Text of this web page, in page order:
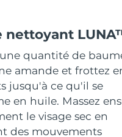
nettoyant
une quantité de
amande et frottez
jusqu'à ce qu'il se
en huile. Massez
le visage sec en
des mouvements